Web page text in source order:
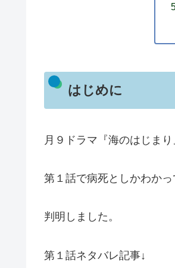
はじめに
月９ドラマ『海のはじま
第１話で病死としかわか
判明しました。
第１話ネタバレ記事↓